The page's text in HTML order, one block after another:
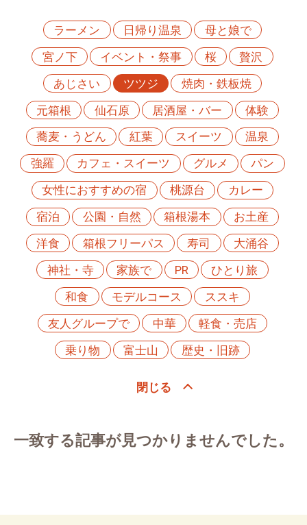
ラーメン
日帰り温泉
母と娘で
宮ノ下
イベント・祭事 桜
贅沢
あじさい
ツツジ
焼肉・鉄板焼
元箱根
仙石原 居酒屋・バー
体験
蕎麦・うどん
紅葉 スイーツ
温泉
強羅
カフェ・スイーツ グルメ
パン
女性におすすめの宿
桃源台
カレー
宿泊
公園・自然 箱根湯本
お土産
洋食
箱根フリーパス 寿司
大涌谷
神社・寺
家族で PR
ひとり旅
和食
モデルコース
ススキ
友人グループで
中華
軽食・売店
乗り物
富士山 歴史・旧跡
一致する記事が見つかりませんでした。